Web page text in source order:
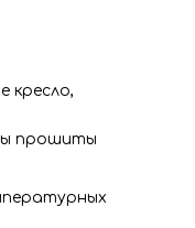
кресло,
прошиты